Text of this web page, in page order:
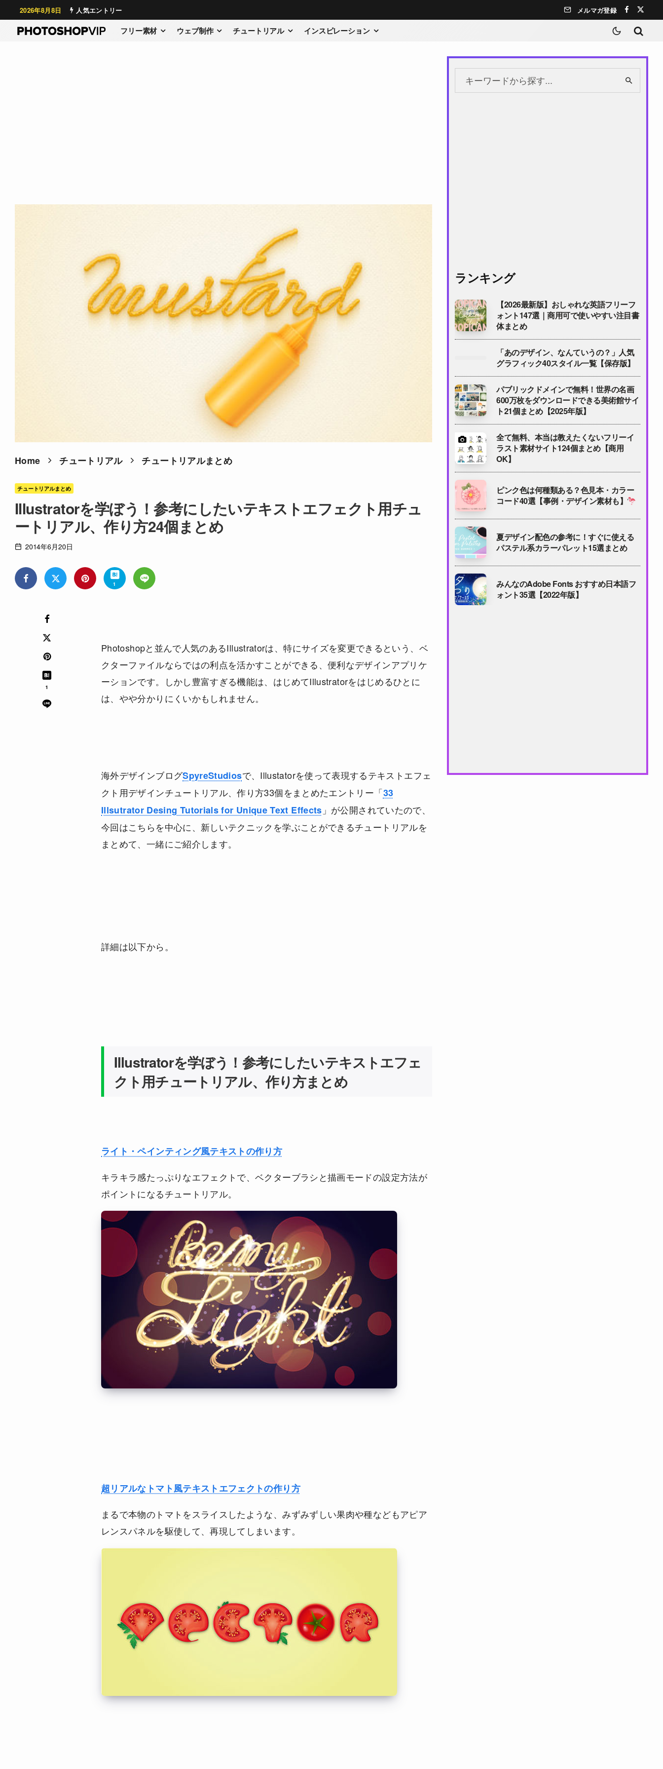
2026年8月8日 人気エントリー メルマガ登録
フリー素材 ウェブ制作 チュートリアル インスピレーション
Home チュートリアル チュートリアルまとめ
チュートリアルまとめ
Illustratorを学ぼう！参考にしたいテキストエフェクト用チュ
ートリアル、作り方24個まとめ
2014年6月20日
1
1
Photoshopと並んで人気のあるIllustratorは、特にサイズを変更できるという、ベ
クターファイルならではの利点を活かすことができる、便利なデザインアプリケ
ーションです。しかし豊富すぎる機能は、はじめてIllustratorをはじめるひとに
は、やや分かりにくいかもしれません。
海外デザインブログSpyreStudiosで、Illustatorを使って表現するテキストエフェ
クト用デザインチュートリアル、作り方33個をまとめたエントリー「33
Illsutrator Desing Tutorials for Unique Text Effects 」が公開されていたので、
今回はこちらを中心に、新しいテクニックを学ぶことができるチュートリアルを
まとめて、一緒にご紹介します。
詳細は以下から。
Illustratorを学ぼう！参考にしたいテキストエフェ
クト用チュートリアル、作り方まとめ
ライト・ペインティング風テキストの作り方
キラキラ感たっぷりなエフェクトで、ベクターブラシと描画モードの設定方法が
ポイントになるチュートリアル。
超リアルなトマト風テキストエフェクトの作り方
まるで本物のトマトをスライスしたような、みずみずしい果肉や種などもアピア
レンスパネルを駆使して、再現してしまいます。
ランキング
【2026最新版】おしゃれな英語フリーフ
ォント147選｜商用可で使いやすい注目書
体まとめ
「あのデザイン、なんていうの？」人気
グラフィック40スタイル一覧【保存版】
パブリックドメインで無料！世界の名画
600万枚をダウンロードできる美術館サイ
ト21個まとめ【2025年版】
全て無料、本当は教えたくないフリーイ
ラスト素材サイト124個まとめ【商用
OK】
ピンク色は何種類ある？色見本・カラー
コード40選【事例・デザイン素材も】
夏デザイン配色の参考に！すぐに使える
パステル系カラーパレット15選まとめ
みんなのAdobe Fonts おすすめ日本語フ
ォント35選【2022年版】